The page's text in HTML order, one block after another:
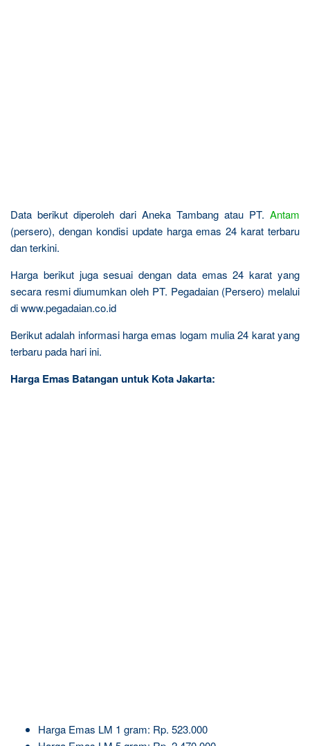
Data berikut diperoleh dari Aneka Tambang atau PT. Antam
(persero), dengan kondisi update harga emas 24 karat terbaru
dan terkini.
Harga berikut juga sesuai dengan data emas 24 karat yang
secara resmi diumumkan oleh PT. Pegadaian (Persero) melalui
di www.pegadaian.co.id
Berikut adalah informasi harga emas logam mulia 24 karat yang
terbaru pada hari ini.
Harga Emas Batangan untuk Kota Jakarta:
Harga Emas LM 1 gram: Rp. 523.000